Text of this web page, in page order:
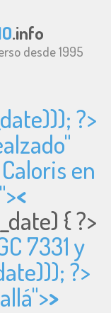
.info
desde 1995
?>
en
<
{ ?>
7331 y
?>
>